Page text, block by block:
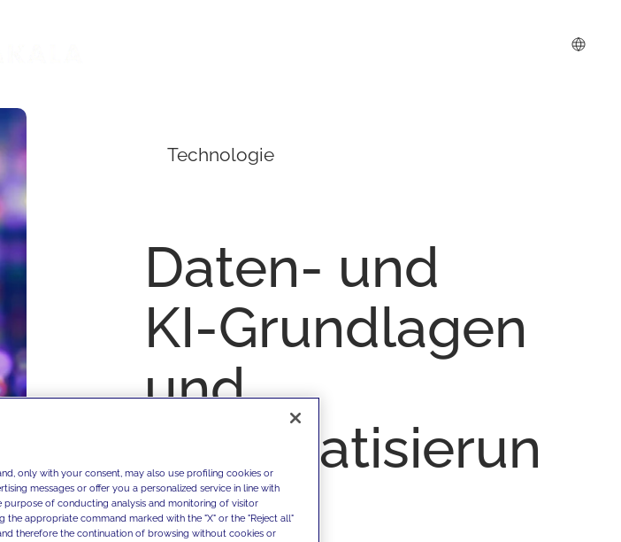
Technologie
Daten- und
KI-Grundlagen
und
Automatisierun
g
only with your consent, may also use profiling cookies or
messages or offer you a personalized service in line with
of conducting analysis and monitoring of visitor
the appropriate command marked with the "X" or the "Reject all"
therefore the continuation of browsing without cookies or